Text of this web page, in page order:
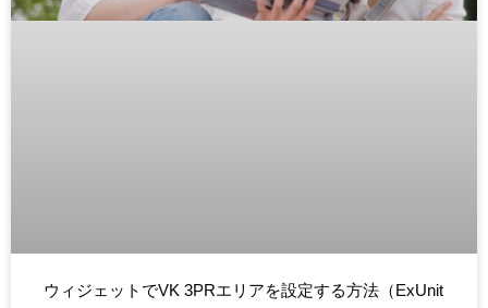
ウィジェットでVK 3PRエリアを設定する方法（ExUnit